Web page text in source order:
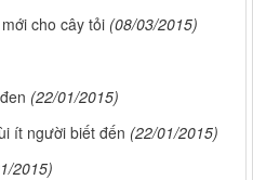
cho cây tỏi (08/03/2015)
(22/01/2015)
ít người biết đến (22/01/2015)
2015)